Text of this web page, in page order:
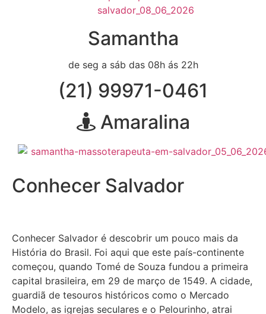
Samantha
de seg a sáb das 08h ás 22h
(21) 99971-0461
Amaralina
Conhecer Salvador
Conhecer Salvador é descobrir um pouco mais da
História do Brasil. Foi aqui que este país-continente
começou, quando Tomé de Souza fundou a primeira
capital brasileira, em 29 de março de 1549. A cidade,
guardiã de tesouros históricos como o Mercado
Modelo, as igrejas seculares e o Pelourinho, atrai